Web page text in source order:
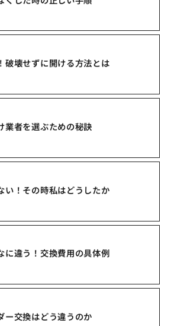
破壊せずに開ける方法とは
業者を選ぶための秘訣
い！その時私はどうしたか
に違う！交換費用の具体例
ー交換はどう違うのか